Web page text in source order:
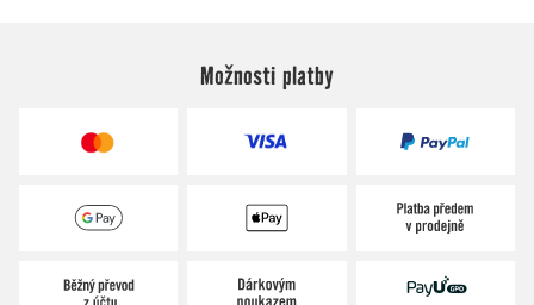
Možnosti platby